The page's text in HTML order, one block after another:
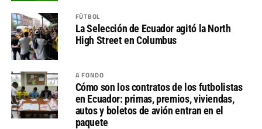
FÚTBOL
La Selección de Ecuador agitó la North
High Street en Columbus
A FONDO
Cómo son los contratos de los futbolistas
en Ecuador: primas, premios, viviendas,
autos y boletos de avión entran en el
paquete